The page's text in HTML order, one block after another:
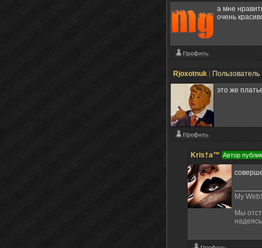
а мне
очень
Rjoxotnuk Пользователь
это же
Kris†a™ Автор
My
Мы